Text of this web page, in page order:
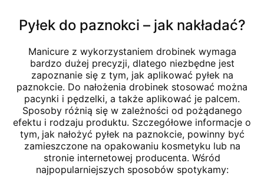
Pyłek do paznokci – jak nakładać?
Manicure z wykorzystaniem drobinek wymaga
bardzo dużej precyzji, dlatego niezbędne jest
zapoznanie się z tym, jak aplikować pyłek na
paznokcie. Do nałożenia drobinek stosować można
pacynki i pędzelki, a także aplikować je palcem.
Sposoby różnią się w zależności od pożądanego
efektu i rodzaju produktu. Szczegółowe informacje o
tym, jak nałożyć pyłek na paznokcie, powinny być
zamieszczone na opakowaniu kosmetyku lub na
stronie internetowej producenta. Wśród
najpopularniejszych sposobów spotykamy: